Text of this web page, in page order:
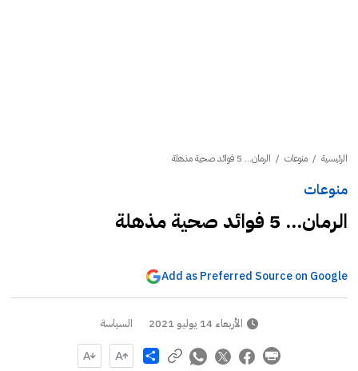
الرئيسية / منوعات / الرمان... 5 فوائد صحية مذهلة
منوعات
الرمان... 5 فوائد صحية مذهلة
Add as Preferred Source on Google
الأربعاء 14 يوليو 2021 السياسة
Share